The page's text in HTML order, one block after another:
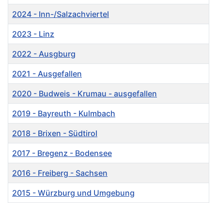
2024 - Inn-/Salzachviertel
2023 - Linz
2022 - Ausgburg
2021 - Ausgefallen
2020 - Budweis - Krumau - ausgefallen
2019 - Bayreuth - Kulmbach
2018 - Brixen - Südtirol
2017 - Bregenz - Bodensee
2016 - Freiberg - Sachsen
2015 - Würzburg und Umgebung